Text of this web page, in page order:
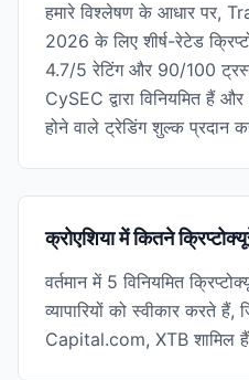
हमारे विश्लेषण के आधार पर,
2026 के लिए शीर्ष-रेटेड
4.7/5 रेटिंग और 90/100
CySEC द्वारा विनियमित
होने वाले ट्रेडिंग शुल्क प्रदान
क्रोएशिया में कितने
वर्तमान में 5 विनियमित
व्यापारियों को स्वीकार करते
Capital.com, XTB शामिल